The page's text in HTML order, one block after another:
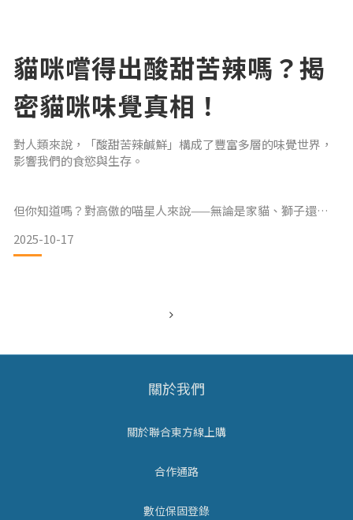
我們將帶你全面了解緬因貓的親人魅力、飼養挑戰與照護秘
訣，幫助您做好準備迎接這位迷人的巨貓夥伴。貓界狗狗的親
人魅力：緬因貓的性格與智商緬因貓外表霸氣
貓咪嚐得出酸甜苦辣嗎？揭
密貓咪味覺真相！
對人類來說，「酸甜苦辣鹹鮮」構成了豐富多層的味覺世界，
影響我們的食慾與生存。
但你知道嗎？對高傲的喵星人來說——無論是家貓、獅子還是
蕾，能精細分辨各種味道；而貓咪僅有 約 470 個味蕾，足足少
了近 20 倍！
那麼，貓咪到底能嚐出什麼味道？酸、甜、苦、辣之中，又有
甜味！
2025-10-17
關於我們
關於聯合東方線上購
合作通路
數位保固登錄